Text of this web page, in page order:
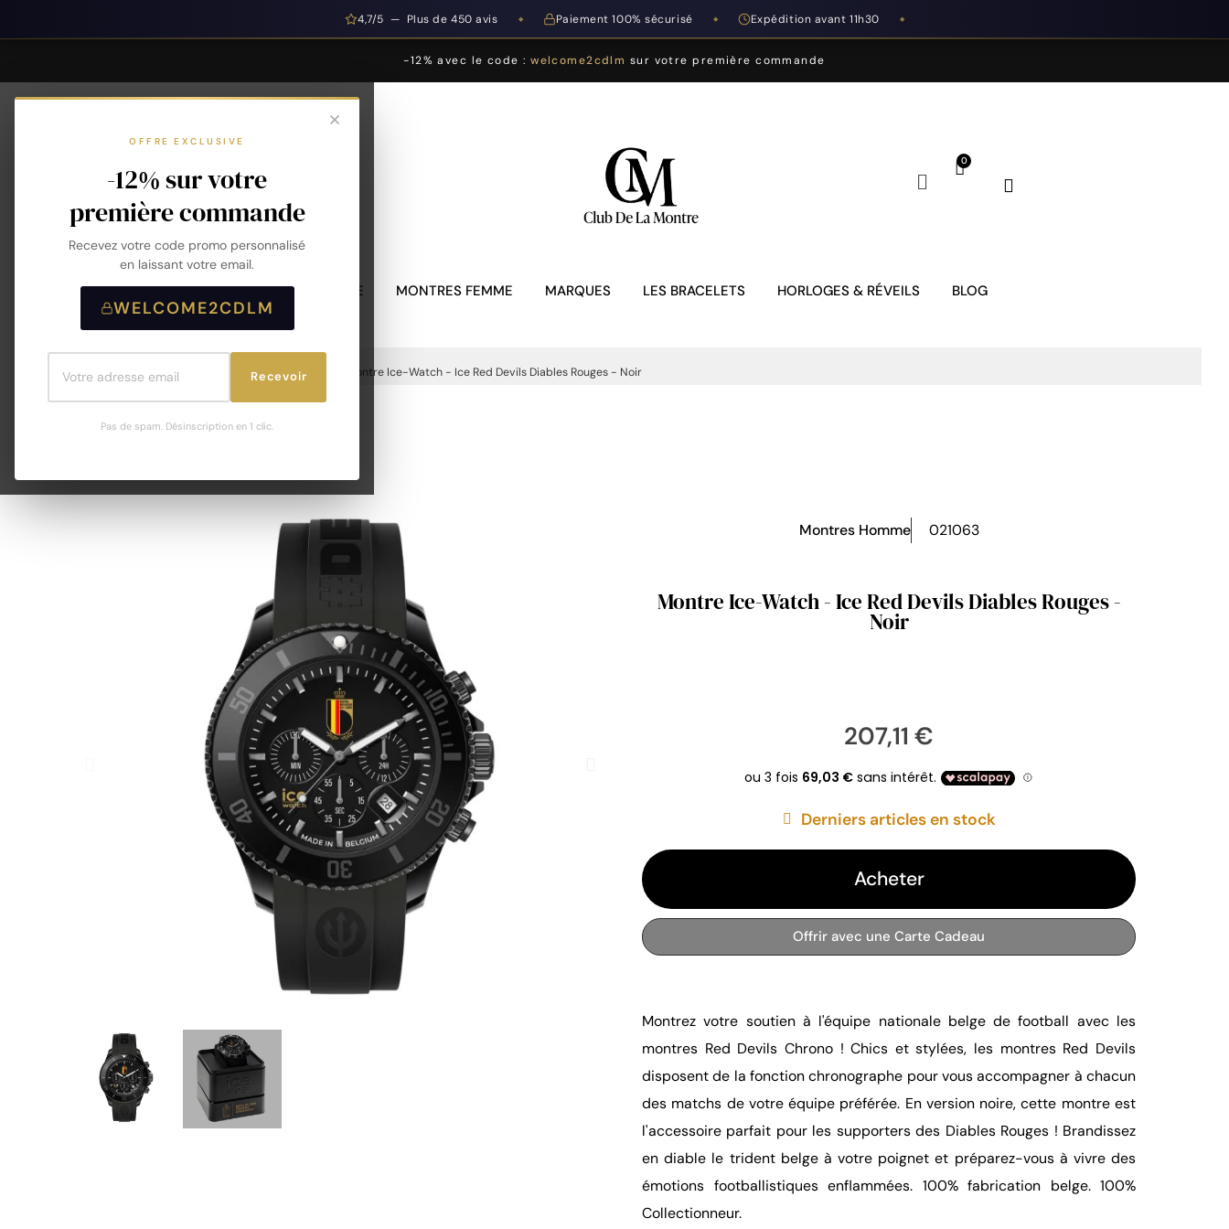
4,7/5 — Plus de 450 avis ◆ Paiement 100% sécurisé ◆ Expédition avant 11h30 ◆
-12% avec le code :welcome2cdlm sur votre première commande
OFFRE EXCLUSIVE
-12% sur votre
première commande
Recevez votre code promo personnalisé
en laissant votre email.
WELCOME2CDLM
Recevoir
Pas de spam. Désinscription en 1 clic.
MONTRES HOMME MONTRES FEMME MARQUES LES BRACELETS HORLOGES & RÉVEILS BLOG
Accueil Montres Montres Homme Montre Ice-Watch - Ice Red Devils Diables Rouges - Noir
Montres Homme 021063
Montre Ice-Watch - Ice Red Devils Diables Rouges -
Noir
207,11 €
Derniers articles en stock
Acheter
Offrir avec une Carte Cadeau
Montrez votre soutien à l'équipe nationale belge de football avec les
montres Red Devils Chrono ! Chics et stylées, les montres Red Devils
disposent de la fonction chronographe pour vous accompagner à chacun
des matchs de votre équipe préférée. En version noire, cette montre est
l'accessoire parfait pour les supporters des Diables Rouges ! Brandissez
en diable le trident belge à votre poignet et préparez-vous à vivre des
émotions footballistiques enflammées. 100% fabrication belge. 100%
Collectionneur.